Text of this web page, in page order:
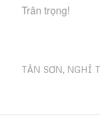
Trân trọng!
TÂN SƠN, NGHỈ